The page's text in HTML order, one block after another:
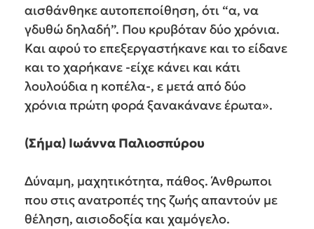
αισθάνθηκε αυτοπεποίθηση, ότι “α, να
γδυθώ δηλαδή”. Που κρυβόταν δύο χρόνια.
Και αφού το επεξεργαστήκανε και το είδανε
και το χαρήκανε -είχε κάνει και κάτι
λουλούδια η κοπέλα-, ε μετά από δύο
χρόνια πρώτη φορά ξανακάνανε έρωτα».
(Σήμα) Ιωάννα Παλιοσπύρου
Δύναμη, μαχητικότητα, πάθος. Άνθρωποι
που στις ανατροπές της ζωής απαντούν με
θέληση, αισιοδοξία και χαμόγελο.